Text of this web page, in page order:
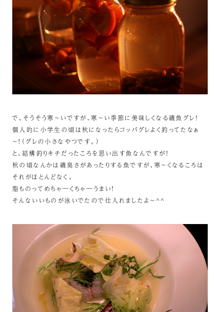
で、そうそう寒～いですが、寒～い季節に美味しくなる磯魚グレ！
個人的に小学生の頃は秋になったらコッパグレよく釣ってたなぁ
～！（グレの小さなやつです。）
と、結構釣りキチだったころを思い出す魚なんですが！
秋の頃なんかは磯臭さがあったりする魚ですが、寒～くなるころは
それがほとんどなく、
脂ものってめちゃ―くちゃ―うまい！
そんないいものが泳いでたので仕入れましたよ～^^